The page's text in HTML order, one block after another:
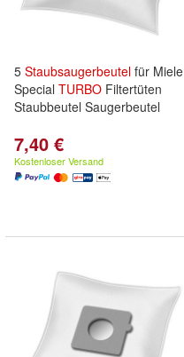
5 Staubsaugerbeutel für Miele
Special TURBO Filtertüten
Staubbeutel Saugerbeutel
7,40 €
Kostenloser Versand